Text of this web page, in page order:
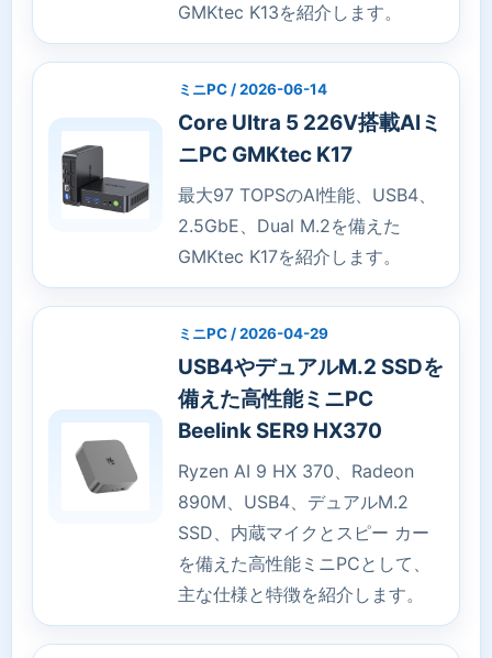
GMKtec K13を紹介します。
ミニPC / 2026-06-14
Core Ultra 5 226V搭載AIミ
ニPC GMKtec K17
最大97 TOPSのAI性能、USB4、
2.5GbE、Dual M.2を備えた
GMKtec K17を紹介します。
ミニPC / 2026-04-29
USB4やデュアルM.2 SSDを
備えた高性能ミニPC
Beelink SER9 HX370
Ryzen AI 9 HX 370、Radeon
890M、USB4、デュアルM.2
SSD、内蔵マイクとスピー カー
を備えた高性能ミニPCとして、
主な仕様と特徴を紹介します。